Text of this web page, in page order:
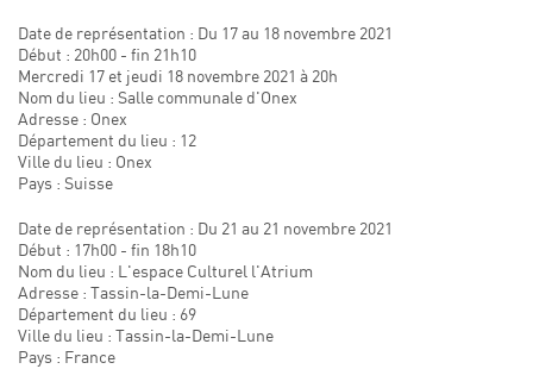
Date de représentation : Du 17 au 18 novembre 2021
Début : 20h00 - fin 21h10
Mercredi 17 et jeudi 18 novembre 2021 à 20h
Nom du lieu : Salle communale d'Onex
Adresse : Onex
Département du lieu : 12
Ville du lieu : Onex
Pays : Suisse
Date de représentation : Du 21 au 21 novembre 2021
Début : 17h00 - fin 18h10
Nom du lieu : L'espace Culturel l'Atrium
Adresse : Tassin-la-Demi-Lune
Département du lieu : 69
Ville du lieu : Tassin-la-Demi-Lune
Pays : France